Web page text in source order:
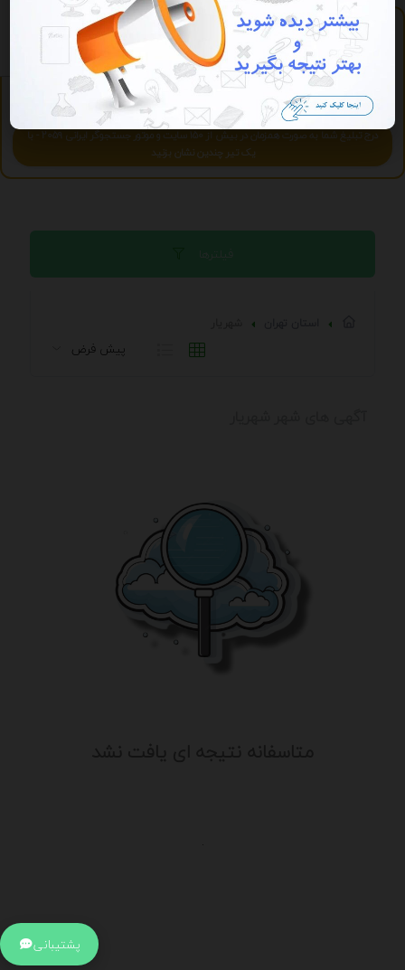
پشتیبانی
پلی لیست
https://play.2059.ir
تبلیغات ویژه
درج تبلیغ شما به صورت همزمان در بیش از 150 سایت و موتور جستجوگر ایرانی 2059 - با
یک تیر چندین نشان بزنید
جهت ارتباط با پشتیبانی بر روی آیکن کنار صفحه سایت
.